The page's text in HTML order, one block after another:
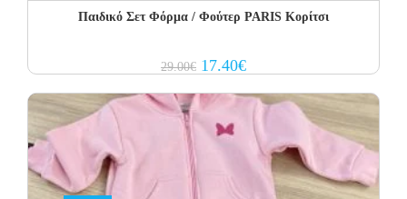
Παιδικό Σετ Φόρμα / Φούτερ PARIS Κορίτσι
29.00€ Original
price
29.00€.
17.40€Current
price
17.40€.